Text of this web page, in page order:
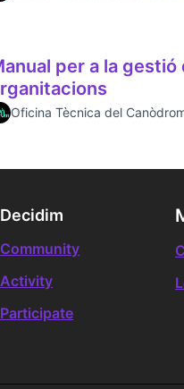
per a la
Oficina Tècnica del
Decidim
Community
Activity
Participate